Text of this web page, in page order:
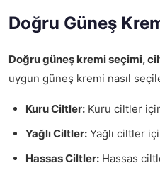
Doğru Güneş
Doğru güneş kremi seçimi,
uygun güneş kremi nasıl
Kuru Ciltler: Kuru ciltler
Yağlı Ciltler: Yağlı ciltler
Hassas Ciltler: Hassas